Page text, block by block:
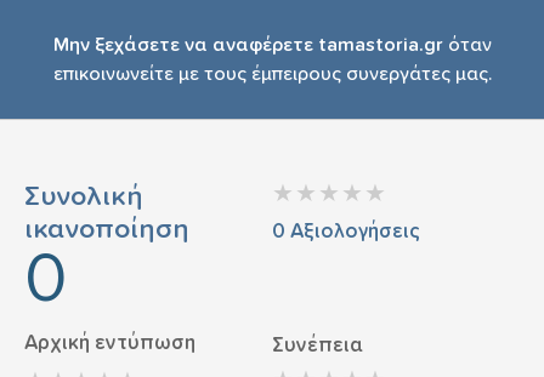
Μην ξεχάσετε να αναφέρετε tamastoria.gr όταν
επικοινωνείτε με τους έμπειρους συνεργάτες μας.
Συνολική
ικανοποίηση
0
0 Αξιολογήσεις
Αρχική εντύπωση Συνέπεια